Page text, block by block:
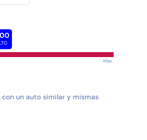
Max
un auto similar y mismas